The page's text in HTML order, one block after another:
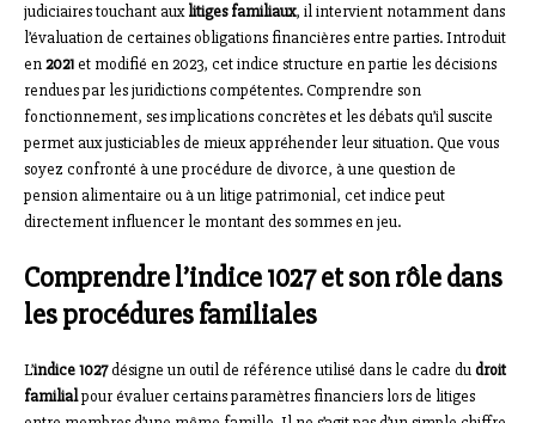
judiciaires touchant auxlitiges familiaux, il intervient notamment dans
l’évaluation de certaines obligations financières entre parties. Introduit
en2021et modifié en 2023, cet indice structure en partie les décisions
rendues par les juridictions compétentes. Comprendre son
fonctionnement, ses implications concrètes et les débats qu’il suscite
permet aux justiciables de mieux appréhender leur situation. Que vous
soyez confronté à une procédure de divorce, à une question de
pension alimentaire ou à un litige patrimonial, cet indice peut
directement influencer le montant des sommes en jeu.
Comprendre l’indice 1027 et son rôle dans
les procédures familiales
L’indice 1027désigne un outil de référence utilisé dans le cadre dudroit
familialpour évaluer certains paramètres financiers lors de litiges